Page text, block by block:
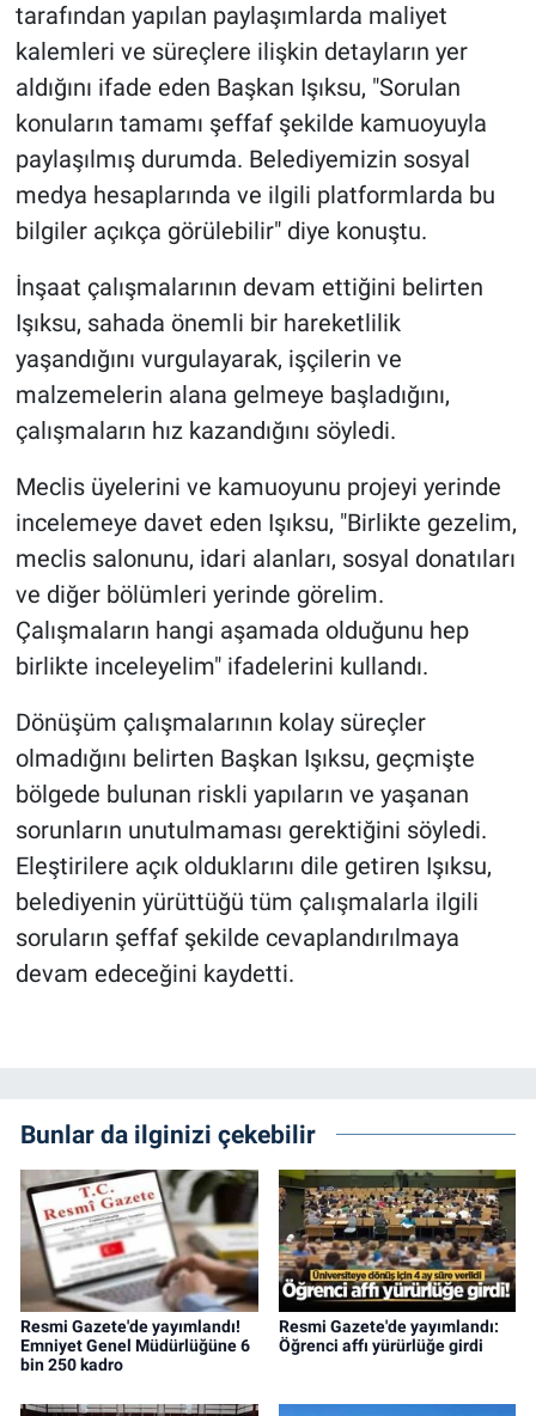
tarafından yapılan paylaşımlarda maliyet
kalemleri ve süreçlere ilişkin detayların yer
aldığını ifade eden Başkan Işıksu, "Sorulan
konuların tamamı şeffaf şekilde kamuoyuyla
paylaşılmış durumda. Belediyemizin sosyal
medya hesaplarında ve ilgili platformlarda bu
bilgiler açıkça görülebilir" diye konuştu.
İnşaat çalışmalarının devam ettiğini belirten
Işıksu, sahada önemli bir hareketlilik
yaşandığını vurgulayarak, işçilerin ve
malzemelerin alana gelmeye başladığını,
çalışmaların hız kazandığını söyledi.
Meclis üyelerini ve kamuoyunu projeyi yerinde
incelemeye davet eden Işıksu, "Birlikte gezelim,
meclis salonunu, idari alanları, sosyal donatıları
ve diğer bölümleri yerinde görelim.
Çalışmaların hangi aşamada olduğunu hep
birlikte inceleyelim" ifadelerini kullandı.
Dönüşüm çalışmalarının kolay süreçler
olmadığını belirten Başkan Işıksu, geçmişte
bölgede bulunan riskli yapıların ve yaşanan
sorunların unutulmaması gerektiğini söyledi.
Eleştirilere açık olduklarını dile getiren Işıksu,
belediyenin yürüttüğü tüm çalışmalarla ilgili
soruların şeffaf şekilde cevaplandırılmaya
devam edeceğini kaydetti.
Bunlar da ilginizi çekebilir
Resmi Gazete'de yayımlandı!
Emniyet Genel Müdürlüğüne 6
bin 250 kadro
Resmi Gazete'de yayımlandı:
Öğrenci affı yürürlüğe girdi